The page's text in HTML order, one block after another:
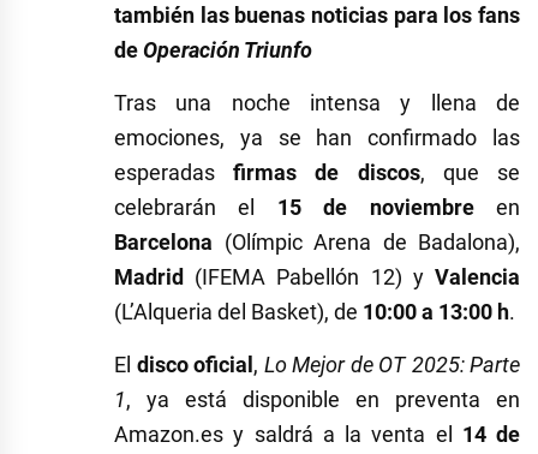
también las buenas noticias para los fans
de Operación Triunfo
Tras una noche intensa y llena de
emociones, ya se han confirmado las
esperadasfirmas de discos, que se
celebrarán el 15 de noviembreen
Barcelona (Olímpic Arena de Badalona),
Madrid
(IFEMA Pabellón 12) y Valencia
(L’Alqueria del Basket), de 10:00 a 13:00 h.
El disco oficial , Lo Mejor de OT 2025: Parte
1, ya está disponible en preventa en
Amazon.es y saldrá a la venta el 14 de